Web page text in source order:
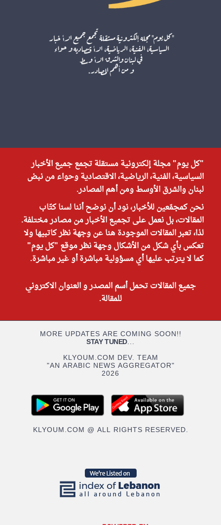
"كل يوم" مجلة إلكترونية مستقلة تجمع جميع الأخبار
السياسية، الفنية، الرياضية، الاقتصادية وحواء من نبض
لبنان والشرق الأوسط ومن أهم المصادر.
نحن كمجمّعين للأخبار، نود أن نوضح أننا لسنا كتّاب
المقالات، بل نعمل على تجميع الأخبار من مصادر مختلفة.
لذا، تعبر المقالات الموجودة هنا عن وجهة نظر كاتبيها ولا
تعكس بأي شكل من الأشكال وجهة نظر موقع "كل يوم"
كما لا يترتب عليها أي مسؤولية مباشرة أو غير مباشرة.
جميع المقالات تحمل أسم المصدر و العنوان الاكتروني
للمقالة.
MORE UPDATES ARE COMING SOON!!
STAY TUNED...
KLYOUM.COM DEV. TEAM
"AN ARABIC NEWS AGGREGATOR"
2026
KLYOUM.COM @ ALL RIGHTS RESERVED.